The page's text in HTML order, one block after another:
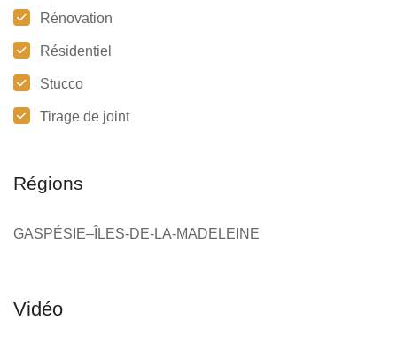
Rénovation
Résidentiel
Stucco
Tirage de joint
Régions
GASPÉSIE–ÎLES-DE-LA-MADELEINE